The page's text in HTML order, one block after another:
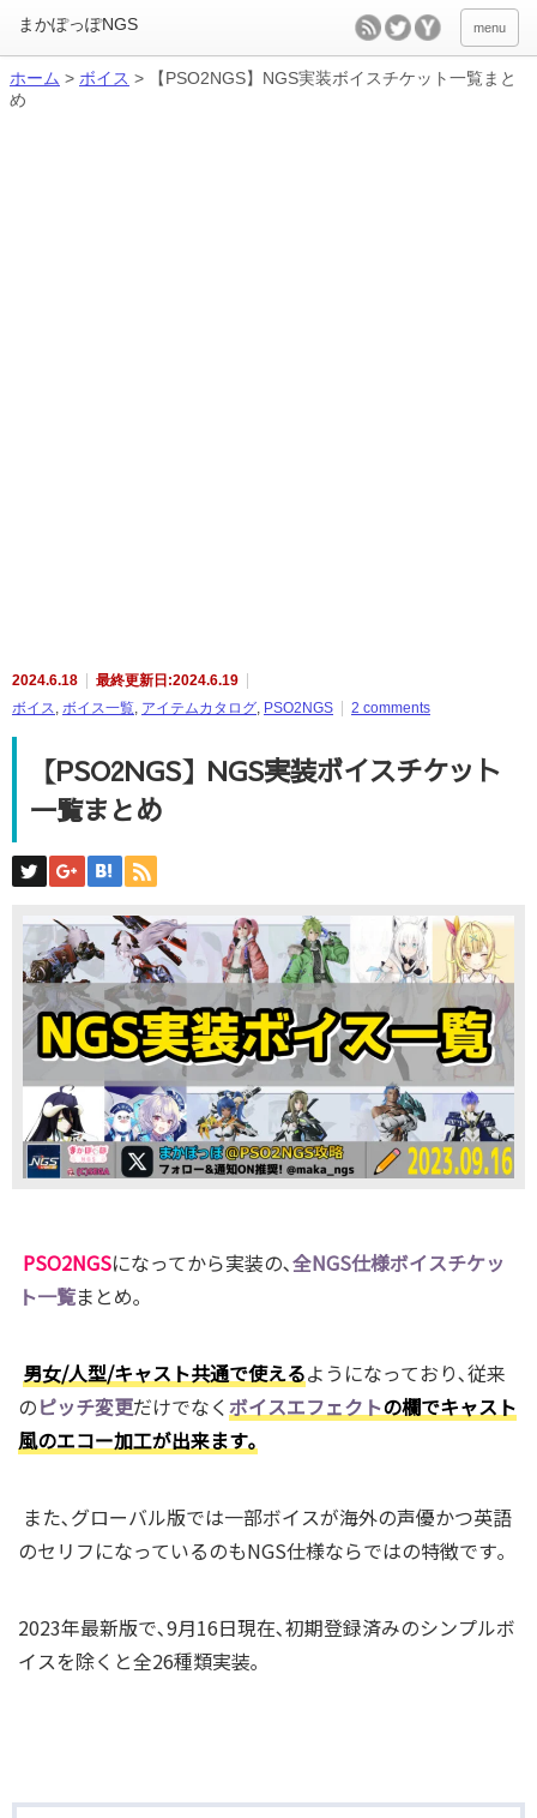
menu
ホーム > ボイス >
【PSO2NGS】NGS実装ボイスチケット一覧まと
め
2024.6.18
最終更新日:2024.6.19
ボイス, ボイス一覧, アイテムカタログ, PSO2NGS 2 comments
【PSO2NGS】NGS実装ボイスチケット
一覧まとめ
PSO2NGSになってから実装の､全NGS仕様ボイスチケッ
ト一覧まとめ｡
男女/人型/キャスト共通で使えるようになっており､従来
のピッチ変更だけでなくボイスエフェクトの欄でキャスト
風のエコー加工が出来ます｡
また､グローバル版では一部ボイスが海外の声優かつ英語
のセリフになっているのもNGS仕様ならではの特徴です｡
2023年最新版で､9月16日現在､初期登録済みのシンプルボ
イスを除くと全26種類実装｡